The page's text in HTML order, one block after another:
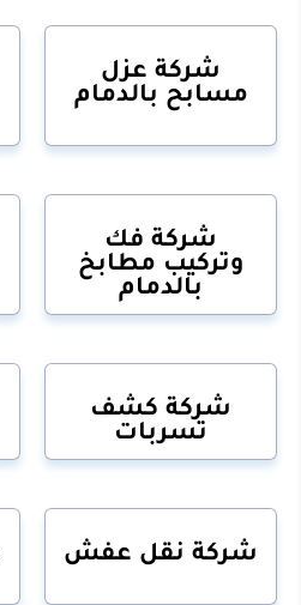
شركة عزل
مسابح بالدمام
شركة فك
وتركيب مطابخ
بالدمام
شركة كشف
تسربات
شركة نقل عفش